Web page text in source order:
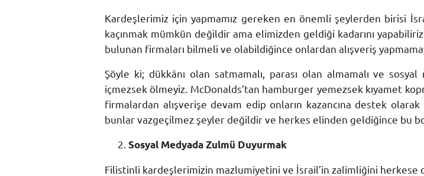
Kardeşlerimiz için yapmamız gereken en önemli şeylerden birisi
kaçınmak mümkün değildir ama elimizden geldiği kadarını
bulunan firmaları bilmeli ve olabildiğince onlardan alışveriş
Şöyle ki; dükkânı olan satmamalı, parası olan almamalı ve
içmezsek ölmeyiz. McDonalds’tan hamburger yemezsek kıyamet
firmalardan alışverişe devam edip onların kazancına destek
bunlar vazgeçilmez şeyler değildir ve herkes elinden geldiğince bu
Sosyal Medyada Zulmü Duyurmak
Filistinli kardeşlerimizin mazlumiyetini ve İsrail’in zalimliğini herkese